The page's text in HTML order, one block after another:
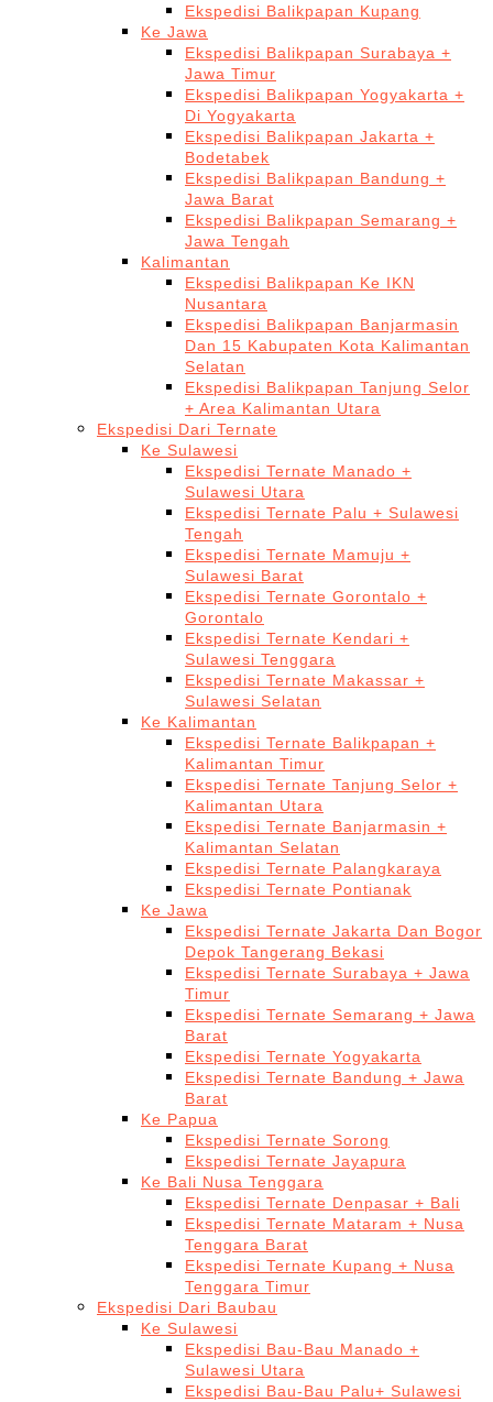
Ekspedisi Balikpapan Kupang
Ke Jawa
Ekspedisi Balikpapan Surabaya +
Jawa Timur
Ekspedisi Balikpapan Yogyakarta +
Di Yogyakarta
Ekspedisi Balikpapan Jakarta +
Bodetabek
Ekspedisi Balikpapan Bandung +
Jawa Barat
Ekspedisi Balikpapan Semarang +
Jawa Tengah
Kalimantan
Ekspedisi Balikpapan Ke IKN
Nusantara
Ekspedisi Balikpapan Banjarmasin
Dan 15 Kabupaten Kota Kalimantan
Selatan
Ekspedisi Balikpapan Tanjung Selor
+ Area Kalimantan Utara
Ekspedisi Dari Ternate
Ke Sulawesi
Ekspedisi Ternate Manado +
Sulawesi Utara
Ekspedisi Ternate Palu + Sulawesi
Tengah
Ekspedisi Ternate Mamuju +
Sulawesi Barat
Ekspedisi Ternate Gorontalo +
Gorontalo
Ekspedisi Ternate Kendari +
Sulawesi Tenggara
Ekspedisi Ternate Makassar +
Sulawesi Selatan
Ke Kalimantan
Ekspedisi Ternate Balikpapan +
Kalimantan Timur
Ekspedisi Ternate Tanjung Selor +
Kalimantan Utara
Ekspedisi Ternate Banjarmasin +
Kalimantan Selatan
Ekspedisi Ternate Palangkaraya
Ekspedisi Ternate Pontianak
Ke Jawa
Ekspedisi Ternate Jakarta Dan Bogor
Depok Tangerang Bekasi
Ekspedisi Ternate Surabaya + Jawa
Timur
Ekspedisi Ternate Semarang + Jawa
Barat
Ekspedisi Ternate Yogyakarta
Ekspedisi Ternate Bandung + Jawa
Barat
Ke Papua
Ekspedisi Ternate Sorong
Ekspedisi Ternate Jayapura
Ke Bali Nusa Tenggara
Ekspedisi Ternate Denpasar + Bali
Ekspedisi Ternate Mataram + Nusa
Tenggara Barat
Ekspedisi Ternate Kupang + Nusa
Tenggara Timur
Ekspedisi Dari Baubau
Ke Sulawesi
Ekspedisi Bau-Bau Manado +
Sulawesi Utara
Ekspedisi Bau-Bau Palu+ Sulawesi